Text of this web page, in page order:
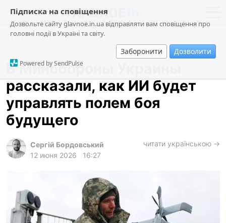
Підписка на сповіщення
Дозвольте сайту glavnoe.in.ua відправляти вам сповіщення про
головні події в Україні та світу.
Заборонити Дозволити
Powered by SendPulse
новости
о проекте
общество
происшествия
криминал
архив
gambling
Лонгриды
В Минобороны Украины
рассказали, как ИИ будет
управлять полем боя
будущего
Сергій Бордовський
12 июня 2026
16:27
читати українською →